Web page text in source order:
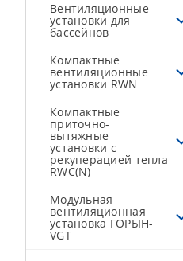
Вентиляционные
установки для
бассейнов
Компактные
вентиляционные
установки RWN
Компактные
приточно-
вытяжные
установки с
рекуперацией тепла
RWC(N)
Модульная
вентиляционная
установка ГОРЫН-
VGT